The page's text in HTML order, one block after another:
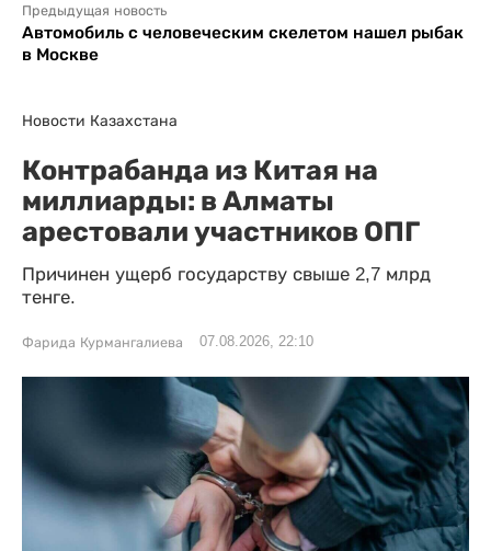
Предыдущая новость
Автомобиль с человеческим скелетом нашел рыбак
в Москве
Новости Казахстана
Контрабанда из Китая на
миллиарды: в Алматы
арестовали участников ОПГ
Причинен ущерб государству свыше 2,7 млрд
тенге.
Фарида Курмангалиева 07.08.2026, 22:10